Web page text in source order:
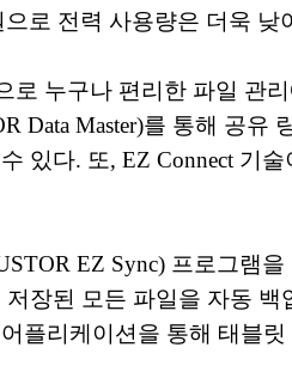
로 전력 사용량은 더욱
누구나 편리한 파일 관
Data Master)를 통해 공
있다. 또, EZ Connect 기
EZ Sync) 프로그램
장된 모든 파일을 자동
플리케이션을 통해 태블